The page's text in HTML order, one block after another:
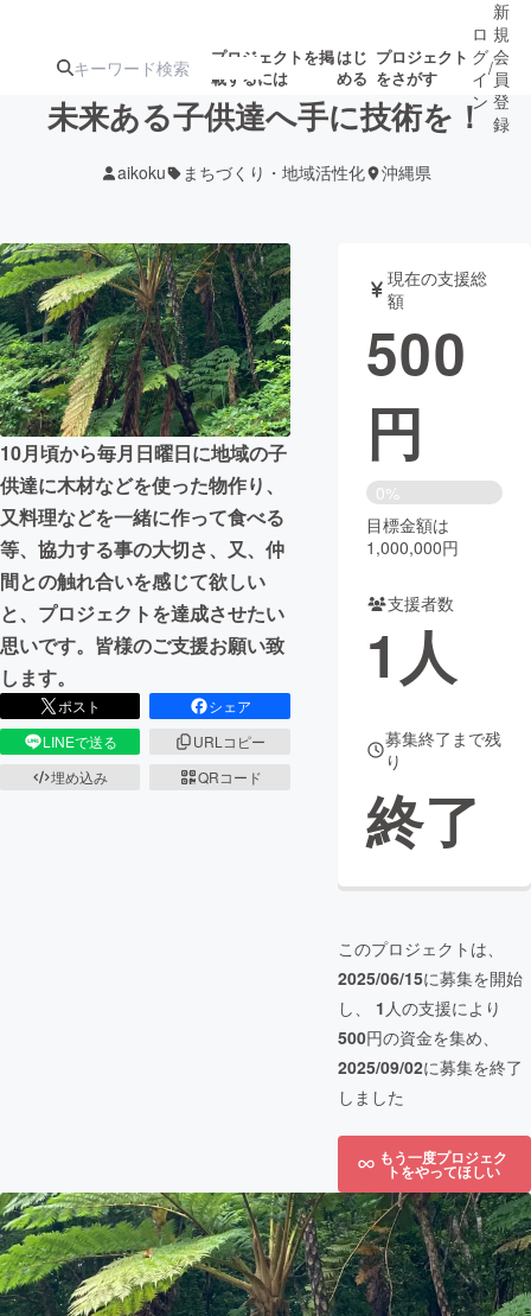
プロジェクトを掲
載するには
はじ
める
プロジェクト
をさがす
アート・写真
テクノロジー・ガジェット ゲーム・サ
映像・映画
ビジネス・起業 チャレンジ
まちづくり・地域活性化
CAMPFIRE for Social Good
CAMPFIRE Creation
コミュニティ
ロ
グ
イ
ン
/
新
規
会
員
登
録
未来ある子供達へ手に技術を！
aikoku まちづくり・地域活性化 沖縄県
10月頃から毎月日曜日に地域の子
供達に木材などを使った物作り、
又料理などを一緒に作って食べる
等、協力する事の大切さ、又、仲
間との触れ合いを感じて欲しい
と、プロジェクトを達成させたい
思いです。皆様のご支援お願い致
します。
ポスト
シェア
LINEで送る
URLコピー
埋め込み
QRコード
現在の支援総
額
500
円
0%
目標金額は
1,000,000円
支援者数
1人
募集終了まで残
り
終了
このプロジェクトは、
2025/06/15に募集を開始
し、 1 人の支援により
500円の資金を集め、
2025/09/02に募集を終了
しました
もう一度プロジェク
トをやってほしい